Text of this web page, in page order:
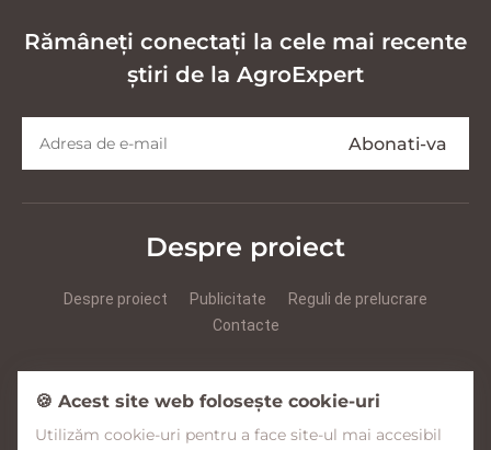
Rămâneți conectați la cele mai recente
știri de la AgroExpert
Despre proiect
Despre proiect Publicitate
Reguli de prelucrare
Contacte
Facebook YouTube Instagram
🍪 Acest site web folosește cookie-uri
Utilizăm cookie-uri pentru a face site-ul mai accesibil